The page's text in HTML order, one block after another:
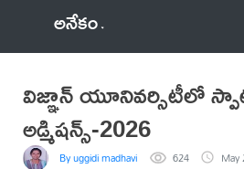
అనేకం
విజ్ఞాన్ యూనివర్సిటీలో
అడ్మిషన్స్-2026
By uggidi madhavi 624